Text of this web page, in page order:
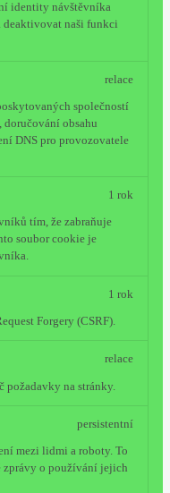
identity návštěvníka
deaktivovat naši funkci
společností
obsahu
DNS pro provozovatele
relace
tím, že zabraňuje
soubor cookie je
1 rok
Forgery (CSRF).
1 rok
požadavky na stránky.
relace
mezi lidmi a roboty. To
zprávy o používání jejich
persistentní